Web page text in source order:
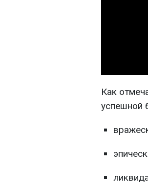
Как
успешной